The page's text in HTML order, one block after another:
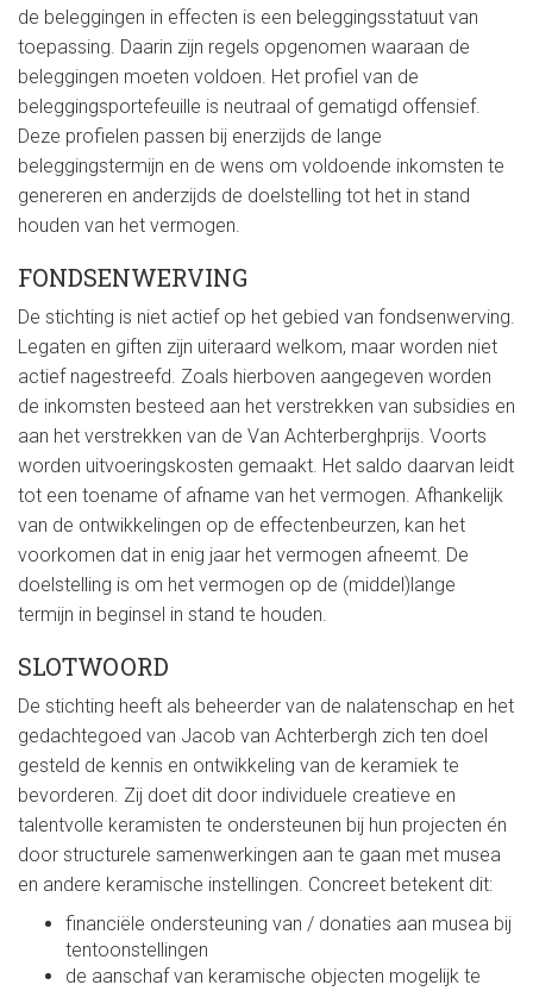
de beleggingen in effecten is een beleggingsstatuut van
toepassing. Daarin zijn regels opgenomen waaraan de
beleggingen moeten voldoen. Het profiel van de
beleggingsportefeuille is neutraal of gematigd offensief.
Deze profielen passen bij enerzijds de lange
beleggingstermijn en de wens om voldoende inkomsten te
genereren en anderzijds de doelstelling tot het in stand
houden van het vermogen.
FONDSENWERVING
De stichting is niet actief op het gebied van fondsenwerving.
Legaten en giften zijn uiteraard welkom, maar worden niet
actief nagestreefd. Zoals hierboven aangegeven worden
de inkomsten besteed aan het verstrekken van subsidies en
aan het verstrekken van de Van Achterberghprijs. Voorts
worden uitvoeringskosten gemaakt. Het saldo daarvan leidt
tot een toename of afname van het vermogen. Afhankelijk
van de ontwikkelingen op de effectenbeurzen, kan het
voorkomen dat in enig jaar het vermogen afneemt. De
doelstelling is om het vermogen op de (middel)lange
termijn in beginsel in stand te houden.
SLOTWOORD
De stichting heeft als beheerder van de nalatenschap en het
gedachtegoed van Jacob van Achterbergh zich ten doel
gesteld de kennis en ontwikkeling van de keramiek te
bevorderen. Zij doet dit door individuele creatieve en
talentvolle keramisten te ondersteunen bij hun projecten én
door structurele samenwerkingen aan te gaan met musea
en andere keramische instellingen. Concreet betekent dit:
financiële ondersteuning van / donaties aan musea bij
tentoonstellingen
de aanschaf van keramische objecten mogelijk te